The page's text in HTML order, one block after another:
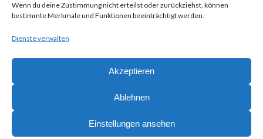
Wenn du deine Zustimmung nicht erteilst oder zurückziehst, können
bestimmte Merkmale und Funktionen beeinträchtigt werden.
Dienste verwalten
Akzeptieren
Ablehnen
Einstellungen ansehen
September 2017
Juli 2017
Enfold WordPress Theme